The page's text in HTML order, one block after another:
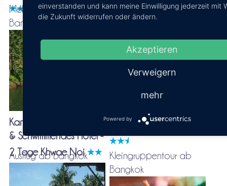
Mehrtagestour ab
Bangkok
Kanchanaburi Highlights
& Schwimmendes Hotel -
2 Tage Khwae Noi
Tagestour ab Bangkok
Koh Larn Privattour
Ausflug ab Bangkok
Kleingruppentour ab
Bangkok
einverstanden und kann meine Einwilligung jederzeit mit
die Zukunft widerrufen oder ändern.
Akzeptieren
Verweigern
mehr
Powered by